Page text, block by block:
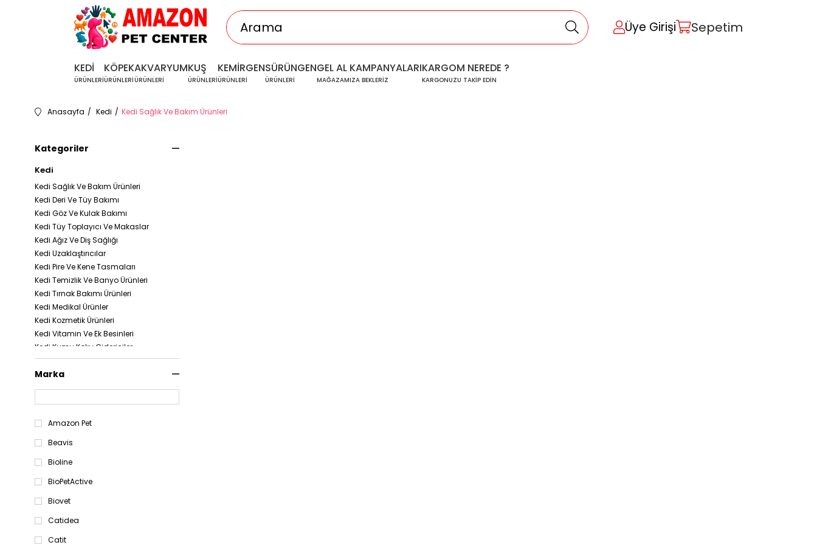
Üye Girişi Sepetim
KEDİ
ÜRÜNLERİ
KÖPEK
ÜRÜNLERİ
AKVARYUM
ÜRÜNLERİ
KUŞ
ÜRÜNLERİ
KEMİRGEN
ÜRÜNLERİ
SÜRÜNGEN
ÜRÜNLERİ
GEL AL KAMPANYALARI
MAĞAZAMIZA BEKLERİZ
KARGOM NEREDE ?
KARGONUZU TAKİP EDİN
Anasayfa Kedi Kedi Sağlık Ve Bakım Ürünleri
Kategoriler
Kedi
Kedi Sağlık Ve Bakım Ürünleri
Kedi Deri Ve Tüy Bakımı
Kedi Göz Ve Kulak Bakımı
Kedi Tüy Toplayıcı Ve Makaslar
Kedi Ağız Ve Diş Sağlığı
Kedi Uzaklaştırıcılar
Kedi Pire Ve Kene Tasmaları
Kedi Temizlik Ve Banyo Ürünleri
Kedi Tırnak Bakımı Ürünleri
Kedi Medikal Ürünler
Kedi Kozmetik Ürünleri
Kedi Vitamin Ve Ek Besinleri
Kedi Kumu Koku Gidericiler
Kedi Tarak Ve Fırçaları
Kedi Mamaları
Kedi Konserve Mamaları
Kedi Mama ve Su Kapları
Kedi Kumları
Kedi Tasmaları
Kedi Tırmalamaları
Kedi Yatakları
Kedi Taşıma Çantaları
Kedi Kapıları
Marka
Amazon Pet
Beavis
Bioline
BioPetActive
Biovet
Catidea
Catit